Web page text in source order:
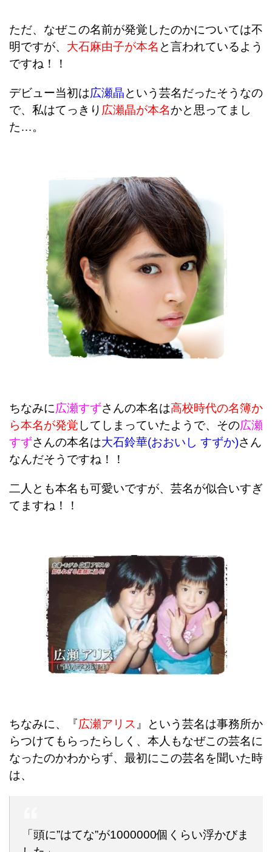
ただ、なぜこの名前が発覚したのかについては不
明ですが、 大石麻由子が本名 と言われているよう
ですね！！
デビュー当初は広瀬晶という芸名だったそうなの
で、 私はてっきり 広瀬晶が本名かと思ってまし
た…。
ちなみに広瀬すずさんの本名は高校時代の名簿か
ら本名が発覚 してしまっていたようで、その広瀬
すずさんの本名は大石鈴華(おおいし すずか)さん
なんだそうですね！！
二人とも本名も可愛いですが、芸名が似合いすぎ
てますね！！
ちなみに、『広瀬アリス』という芸名は事務所か
らつけてもらったらしく、本人もなぜこの芸名に
なったのかわからず、最初にこの芸名を聞いた時
は、
「頭に”はてな”が1000000個くらい浮かびま